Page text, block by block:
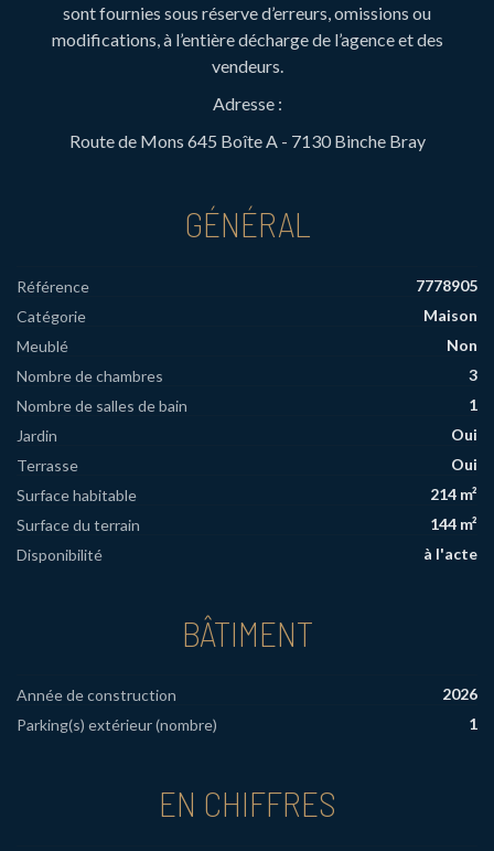
sont fournies sous réserve d’erreurs, omissions ou
modifications, à l’entière décharge de l’agence et des
vendeurs.
Adresse :
Route de Mons 645 Boîte A - 7130 Binche Bray
GÉNÉRAL
Référence
7778905
Catégorie
Maison
Meublé
Non
Nombre de chambres
3
Nombre de salles de bain
1
Jardin
Oui
Terrasse
Oui
Surface habitable
214 m²
Surface du terrain
144 m²
Disponibilité
à l'acte
BÂTIMENT
Année de construction
2026
Parking(s) extérieur (nombre)
1
EN CHIFFRES